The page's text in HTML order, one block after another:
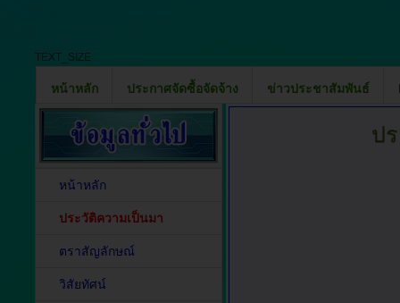
TEXT_SIZE
หน้าหลัก ประกาศจัดซื้อจัดจ้าง ข่าวประชาสัมพันธ์
ป
หน้าหลัก
ประวัติความเป็นมา
ตราสัญลักษณ์
วิสัยทัศน์